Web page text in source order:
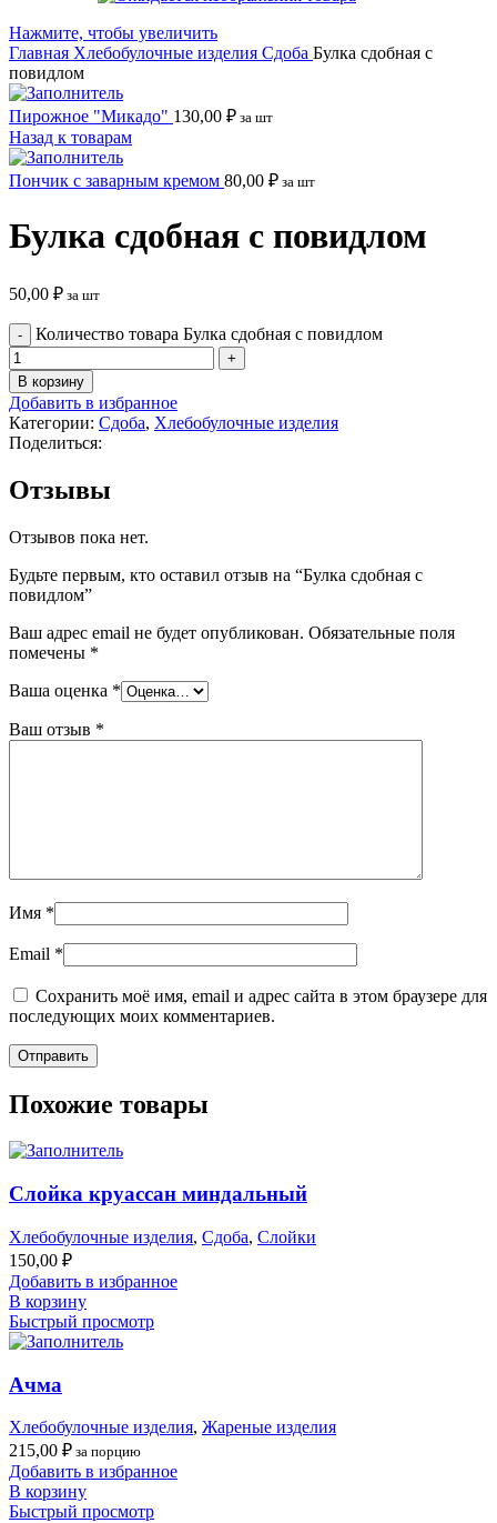
Нажмите, чтобы увеличить
Главная Хлебобулочные изделия Сдоба Булка сдобная с
повидлом
Пирожное "Микадо" 130,00 ₽ за шт
Назад к товарам
Пончик с заварным кремом 80,00 ₽ за шт
Булка сдобная с повидлом
50,00 ₽ за шт
Количество товара Булка сдобная с повидлом
В корзину
Добавить в избранное
Категории: Сдоба, Хлебобулочные изделия
Поделиться:
Отзывы
Отзывов пока нет.
Будьте первым, кто оставил отзыв на “Булка сдобная с
повидлом”
Ваш адрес email не будет опубликован. Обязательные поля
помечены *
Ваша оценка *
Ваш отзыв *
Имя *
Email *
Сохранить моё имя, email и адрес сайта в этом браузере для
последующих моих комментариев.
Похожие товары
Слойка круассан миндальный
Хлебобулочные изделия, Сдоба, Слойки
150,00 ₽
Добавить в избранное
В корзину
Быстрый просмотр
Ачма
Хлебобулочные изделия, Жареные изделия
215,00 ₽ за порцию
Добавить в избранное
В корзину
Быстрый просмотр